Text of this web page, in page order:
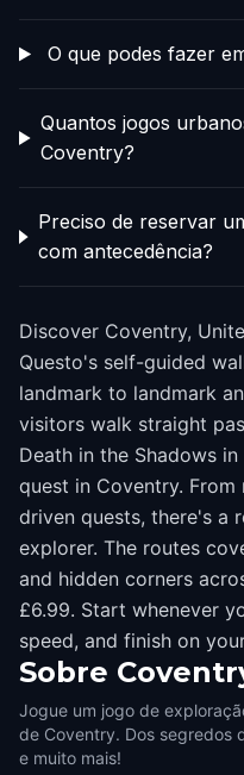
O que podes fazer
Quantos jogos
Coventry?
Preciso de reservar
com antecedência?
Discover Coventry,
Questo's self-guided
landmark to landmark
visitors walk straight
Death in the Shadows
quest in Coventry.
driven quests, there's a
explorer. The routes
and hidden corners
£6.99. Start whenever
speed, and finish on
Sobre
Jogue um jogo de
de Coventry. Dos segredos
e muito mais!